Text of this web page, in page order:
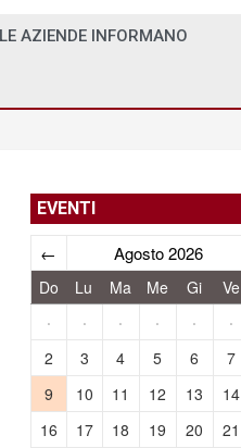
LE AZIENDE INFORMANO
EVENTI
← Agosto 2026
Do Lu Ma Me Gi Ve
·
· · · · ·
2
3 4 5 6 7
9
10 11 12 13 14
16
17 18 19 20 21